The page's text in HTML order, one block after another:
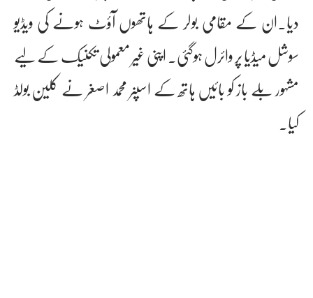
دیا۔ان کے مقامی بولر کے ہاتھوں آؤٹ ہونے کی ویڈیو
سوشل میڈیا پر وائرل ہوگئی۔ اپنی غیر معمولی تکنیک کے لیے
مشہور بلے باز کو بائیں ہاتھ کے اسپنر محمد اصغر نے کلین بولڈ
کیا۔